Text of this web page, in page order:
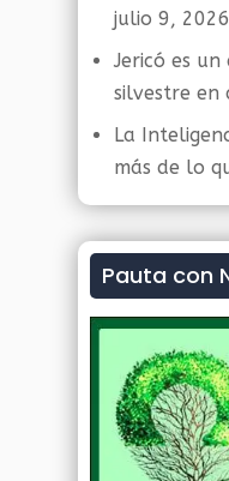
julio 9, 2026
Jericó es
silvestre en
La
más de lo
Pauta con